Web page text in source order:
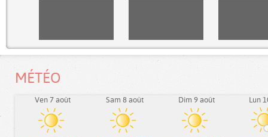
MÉTÉO
Ven 7 août Sam 8 août Dim 9 août Lun